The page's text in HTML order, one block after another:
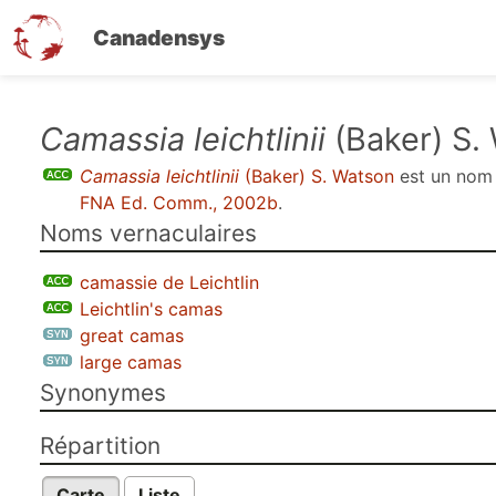
Canadensys
contenu
Camassia leichtlinii (Baker) S.
Camassia leichtlinii (Baker) S. Watson est un
FNA Ed. Comm., 2002b.
Noms vernaculaires
camassie de Leichtlin
Leichtlin's camas
great camas
large camas
Synonymes
Répartition